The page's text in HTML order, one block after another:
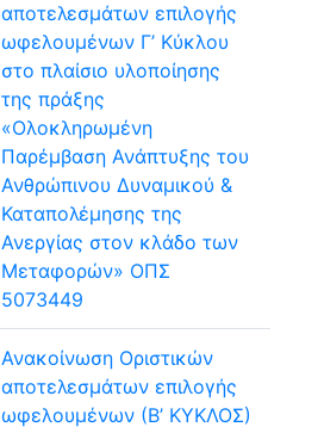
αποτελεσμάτων επιλογής
ωφελουμένων Γ’ Κύκλου
στο πλαίσιο υλοποίησης
της πράξης
«Ολοκληρωμένη
Παρέμβαση Ανάπτυξης του
Ανθρώπινου Δυναμικού &
Καταπολέμησης της
Ανεργίας στον κλάδο των
Μεταφορών» ΟΠΣ
5073449
Ανακοίνωση Οριστικών
αποτελεσμάτων επιλογής
ωφελουμένων (Β’ ΚΥΚΛΟΣ)